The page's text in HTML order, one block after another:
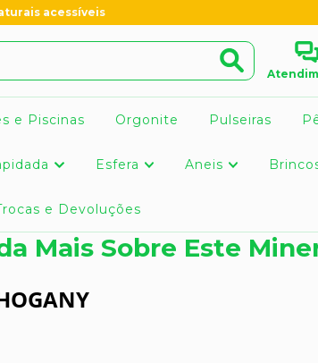
acessíveis
e Piscinas Orgonite Pulseiras
Esfera Aneis
e Devoluções
Mais Sobre Este